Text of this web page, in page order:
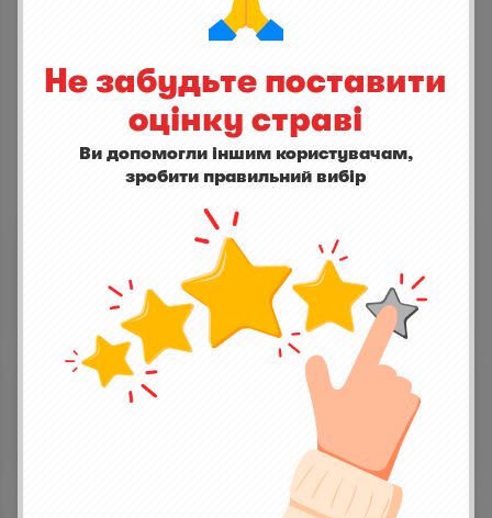
0,0
(0)
Karavan, Кловский спуск, 100.9 км
₴ 5990,00
750 ml
Karavan, Кловский спуск, 10
0.9 км
750 ml
Не забудьте поставити
оцінку страві
Ви допомогли іншим користувачам,
зробити правильний вибір